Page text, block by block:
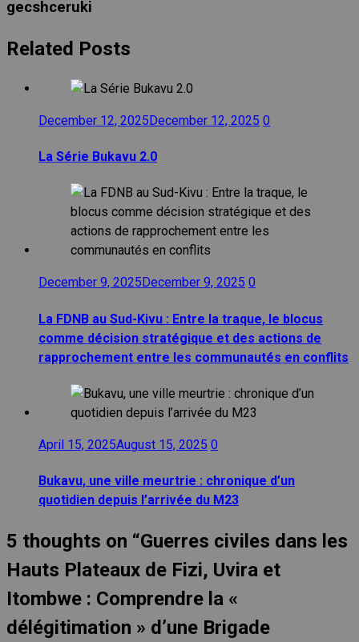
gecshceruki
Related Posts
December 12, 2025December 12, 2025 0
La Série Bukavu 2.0
December 9, 2025 December 9, 2025 0
La FDNB au Sud-Kivu : Entre la traque, le blocus
comme décision stratégique et des actions de
rapprochement entre les communautés en conflits
April 15, 2025August 15, 2025 0
Bukavu, une ville meurtrie : chronique d’un
quotidien depuis l’arrivée du M23
5 thoughts on “Guerres civiles dans les
Hauts Plateaux de Fizi, Uvira et
Itombwe : Comprendre la «
délégitimation » d’une Brigade